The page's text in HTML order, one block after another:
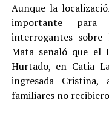
Aunque la
importante
interrogantes sobre
Mata señaló que el
Hurtado, en Catia
ingresada
familiares no